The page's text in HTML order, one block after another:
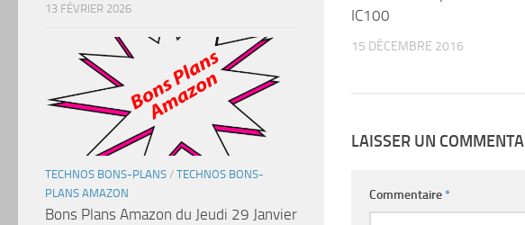
IC100
15 DÉCEMBRE 2016
LAISSER UN
Commentaire*
13 FÉVRIER 2026
TECHNOS BONS-PLANS / TECHNOS BONS-
PLANS AMAZON
Bons Plans Amazon du Jeudi 29 Janvier